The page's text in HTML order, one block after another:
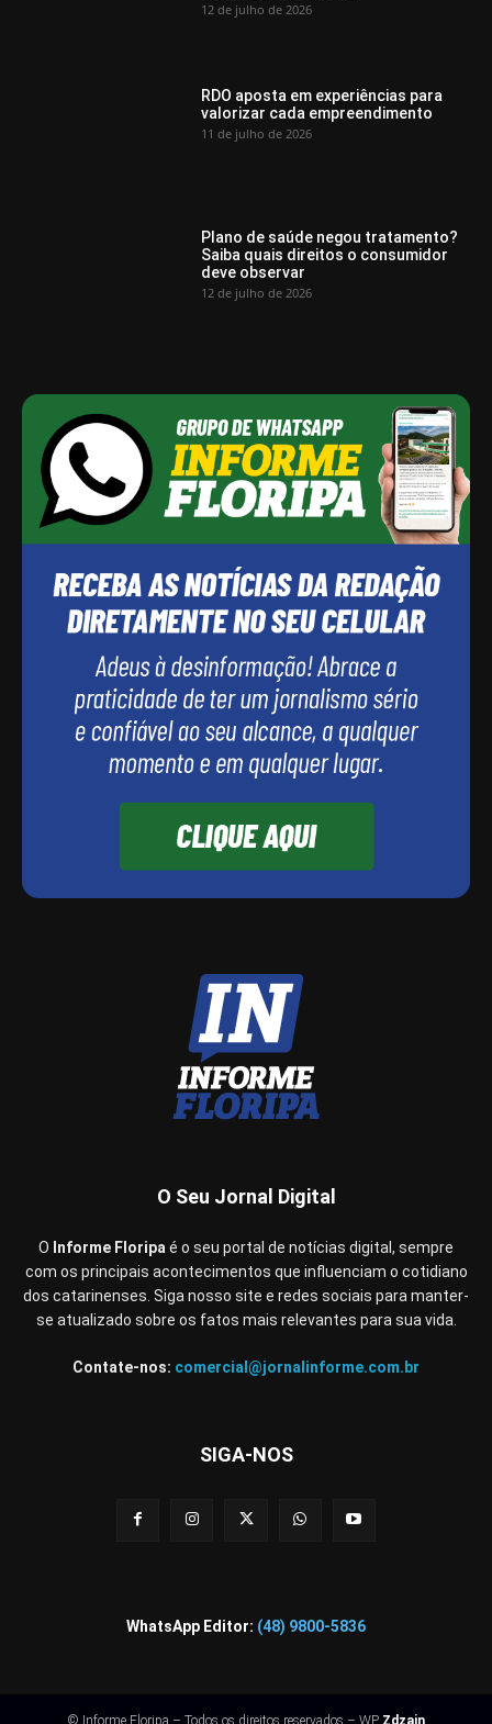
12 de julho de 2026
RDO aposta em experiências para
valorizar cada empreendimento
11 de julho de 2026
Plano de saúde negou tratamento?
Saiba quais direitos o consumidor
deve observar
12 de julho de 2026
O Seu Jornal Digital
O Informe Floripa é o seu portal de notícias digital, sempre
com os principais acontecimentos que influenciam o cotidiano
dos catarinenses. Siga nosso site e redes sociais para manter-
se atualizado sobre os fatos mais relevantes para sua vida.
Contate-nos: comercial@jornalinforme.com.br
SIGA-NOS
WhatsApp Editor: (48) 9800-5836
© Informe Floripa – Todos os direitos reservados – WP Zdzain